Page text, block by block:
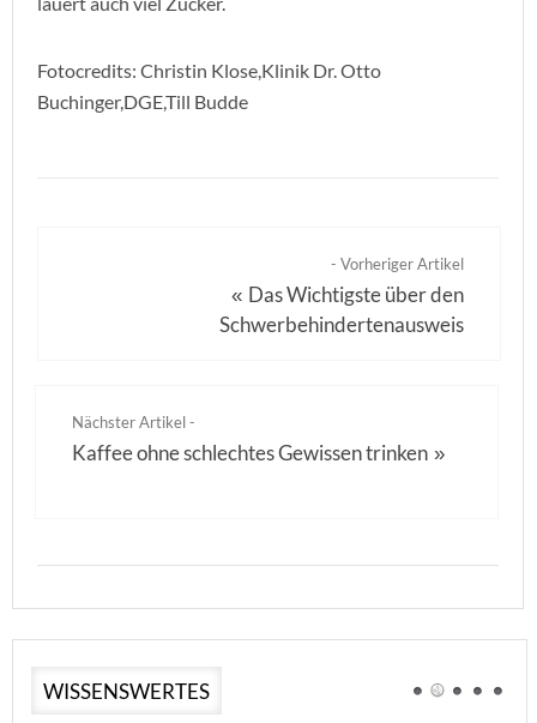
Fotocredits: Christin Klose,Klinik Dr. Otto
Buchinger,DGE,Till Budde
- Vorheriger Artikel
« Das Wichtigste über den
Schwerbehindertenausweis
Nächster Artikel -
Kaffee ohne schlechtes Gewissen trinken »
WISSENSWERTES